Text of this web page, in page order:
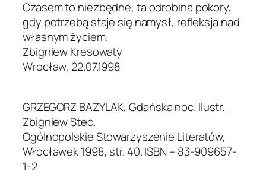
Czasem to niezbędne, ta odrobina pokory,
gdy potrzebą staje się namysł, refleksja nad
własnym życiem.
Zbigniew Kresowaty
Wrocław, 22.07.1998
GRZEGORZ BAZYLAK, Gdańska noc. Ilustr.
Zbigniew Stec.
Ogólnopolskie Stowarzyszenie Literatów,
Włocławek 1998, str. 40. ISBN – 83-909657-
1-2